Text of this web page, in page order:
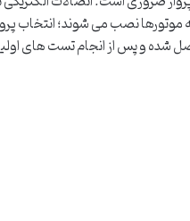
موتورها نصب می شوند؛ انتخاب
شده و پس از انجام تست های